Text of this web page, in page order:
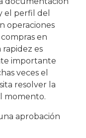
el perfil del
operaciones
en
rapidez es
importante
veces el
resolver la
momento.
aprobación